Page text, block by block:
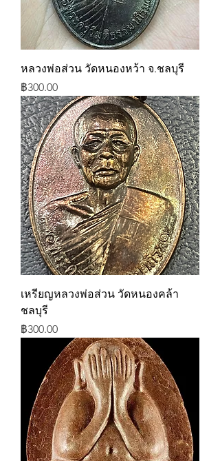
หลวงพ่อส่วน วัดหนองหว้า จ.ชลบุรี
ราคา
฿300.00
เหรียญหลวงพ่อส่วน วัดหนองคล้า
ชลบุรี
ราคา
฿300.00